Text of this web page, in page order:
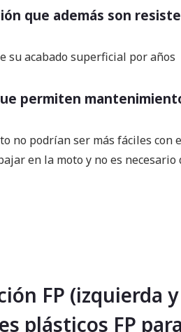
que además son
su acabado superficial por años
permiten
no podrían ser más fáciles con
en la moto y no es
FP (izquierda
plásticos FP